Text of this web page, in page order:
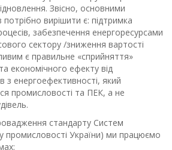
Звісно, основними
вирішити є: підтримка
забезпечення енергоресурсами
сектору /зниження вартості
є правильне «сприйняття»
економічного ефекту від
з енергоефективності, який
промисловості та ПЕК, а не
стандарту Систем
промисловості України) ми працюємо